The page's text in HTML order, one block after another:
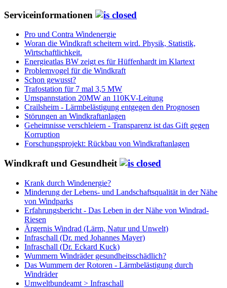
Serviceinformationen
Pro und Contra Windenergie
Woran die Windkraft scheitern wird. Physik, Statistik,
Wirtschaftlichkeit.
Energieatlas BW zeigt es für Hüffenhardt im Klartext
Problemvogel für die Windkraft
Schon gewusst?
Trafostation für 7 mal 3,5 MW
Umspannstation 20MW an 110KV-Leitung
Crailsheim - Lärmbelästigung entgegen den Prognosen
Störungen an Windkraftanlagen
Geheimnisse verschleiern - Transparenz ist das Gift gegen
Korruption
Forschungsprojekt: Rückbau von Windkraftanlagen
Windkraft und Gesundheit
Krank durch Windenergie?
Minderung der Lebens- und Landschaftsqualität in der Nähe
von Windparks
Erfahrungsbericht - Das Leben in der Nähe von Windrad-
Riesen
Ärgernis Windrad (Lärm, Natur und Unwelt)
Infraschall (Dr. med Johannes Mayer)
Infraschall (Dr. Eckard Kuck)
Wummern Windräder gesundheitsschädlich?
Das Wummern der Rotoren - Lärmbelästigung durch
Windräder
Umweltbundeamt > Infraschall